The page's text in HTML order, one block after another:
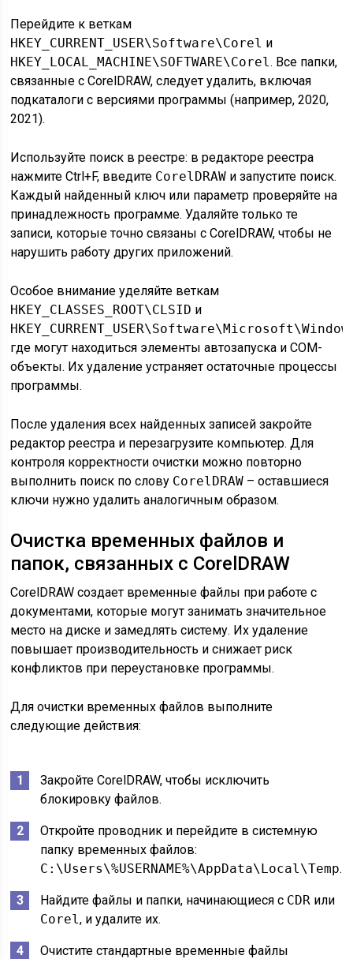
Перейдите к веткам
HKEY_CURRENT_USER\Software\Corel и
HKEY_LOCAL_MACHINE\SOFTWARE\Corel. Все папки,
связанные с CorelDRAW, следует удалить, включая
подкаталоги с версиями программы (например, 2020,
2021).
Используйте поиск в реестре: в редакторе реестра
нажмите Ctrl+F, введите CorelDRAW и запустите поиск.
Каждый найденный ключ или параметр проверяйте на
принадлежность программе. Удаляйте только те
записи, которые точно связаны с CorelDRAW, чтобы не
нарушить работу других приложений.
Особое внимание уделяйте веткам
HKEY_CLASSES_ROOT\CLSID и
где могут находиться элементы автозапуска и COM-
объекты. Их удаление устраняет остаточные процессы
программы.
После удаления всех найденных записей закройте
редактор реестра и перезагрузите компьютер. Для
контроля корректности очистки можно повторно
выполнить поиск по слову CorelDRAW – оставшиеся
ключи нужно удалить аналогичным образом.
Очистка временных файлов и
папок, связанных с CorelDRAW
CorelDRAW создает временные файлы при работе с
документами, которые могут занимать значительное
место на диске и замедлять систему. Их удаление
повышает производительность и снижает риск
конфликтов при переустановке программы.
Для очистки временных файлов выполните
следующие действия:
Закройте CorelDRAW, чтобы исключить
блокировку файлов.
Откройте проводник и перейдите в системную
папку временных файлов:
C:\Users\%USERNAME%\AppData\Local\Temp.
Найдите файлы и папки, начинающиеся с CDR или
Corel, и удалите их.
Очистите стандартные временные файлы